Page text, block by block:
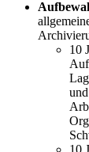
10
10